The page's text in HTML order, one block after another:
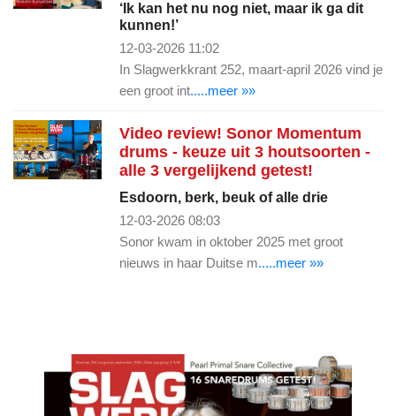
‘Ik kan het nu nog niet, maar ik ga dit
kunnen!’
12-03-2026 11:02
In Slagwerkkrant 252, maart-april 2026 vind je
een groot int.....meer »»
Video review! Sonor Momentum
drums - keuze uit 3 houtsoorten -
alle 3 vergelijkend getest!
Esdoorn, berk, beuk of alle drie
12-03-2026 08:03
Sonor kwam in oktober 2025 met groot
nieuws in haar Duitse m.....meer »»